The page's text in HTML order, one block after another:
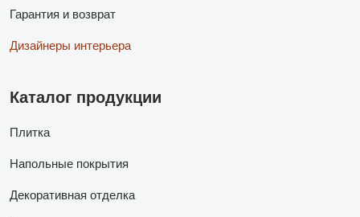
Гарантия и возврат
Дизайнеры интерьера
Каталог продукции
Плитка
Напольные покрытия
Декоративная отделка